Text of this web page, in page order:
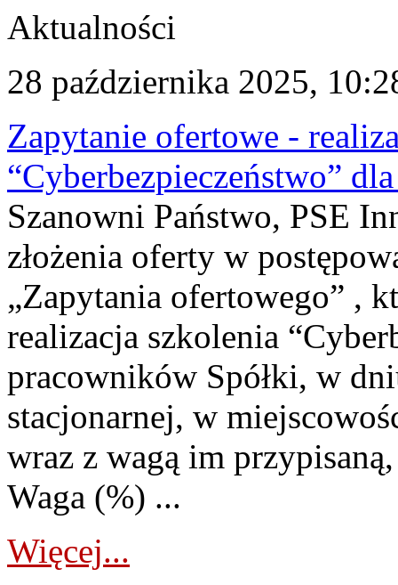
Aktualności
28 października 2025,
Zapytanie ofertowe -
“Cyberbezpieczeństwo”
Szanowni Państwo, PSE
złożenia oferty w
„Zapytania ofertowego” ,
realizacja szkolenia
pracowników Spółki, w
stacjonarnej, w
wraz z wagą im
Waga (%) ...
Więcej...